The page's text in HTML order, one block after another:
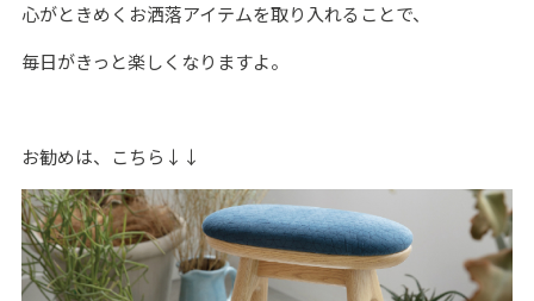
心がときめくお洒落アイテムを取り入れることで、
毎日がきっと楽しくなりますよ。
お勧めは、こちら↓↓